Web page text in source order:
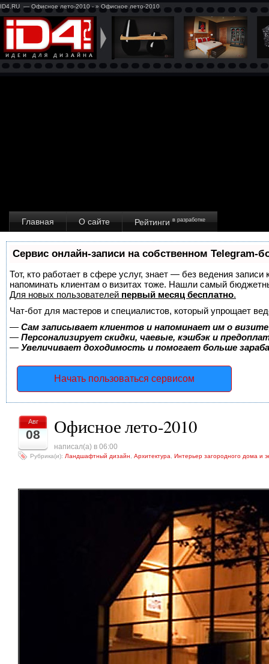
ID4.RU — Офисное лето-2010 - » Офисное лето-2010
Главная О сайте Рейтинги в разработке
Сервис онлайн-записи на собственном Telegram-
Тот, кто работает в сфере услуг, знает — без ведения
напоминать клиентам о визитах тоже. Нашли самый
Для новых пользователей первый месяц бесплатно.
Чат-бот для мастеров и специалистов, который упрощает
— Сам записывает клиентов и напоминает им о
— Персонализирует скидки, чаевые, кэшбэк и
— Увеличивает доходимость и помогает больше
Начать пользоваться сервисом
Авг
08 Офисное лето-2010
написал(а) в 06:00
Рубрика(и): Ландшафтный дизайн Архитектура Интерьер загородного дома и